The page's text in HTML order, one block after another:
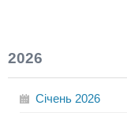
2026
Січень 2026